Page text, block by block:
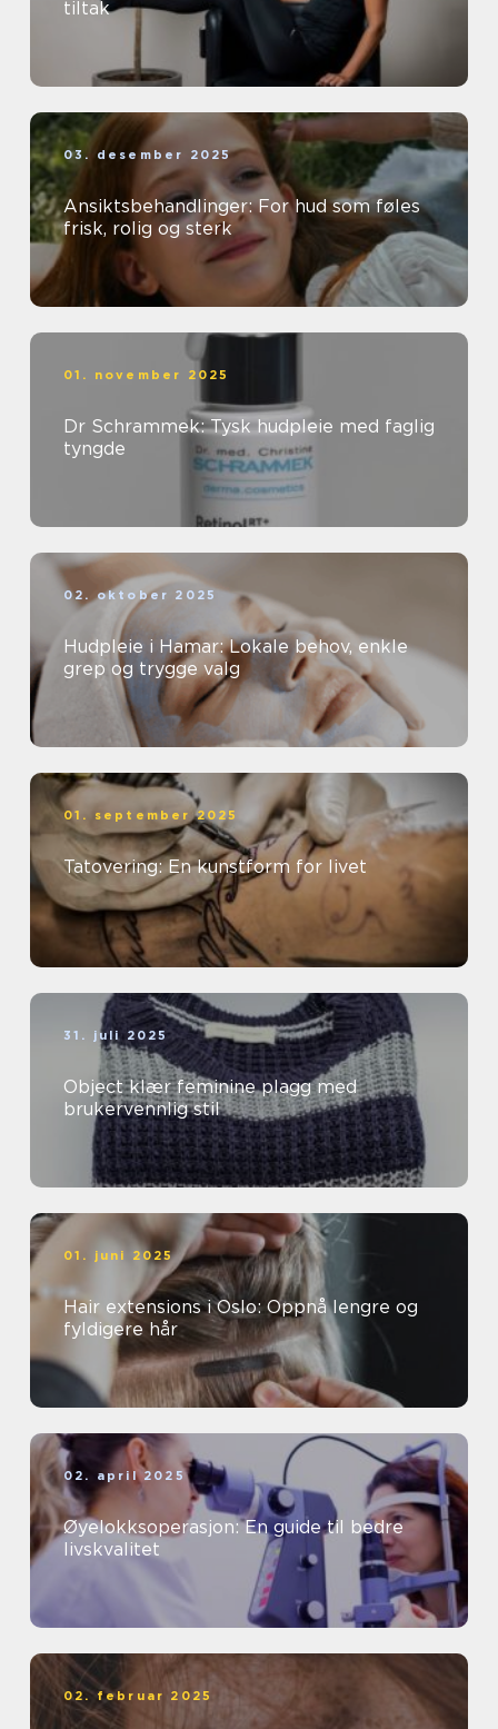
tiltak
03. desember 2025
Ansiktsbehandlinger: For hud som føles
frisk, rolig og sterk
01. november 2025
Dr Schrammek: Tysk hudpleie med faglig
tyngde
02. oktober 2025
Hudpleie i Hamar: Lokale behov, enkle
grep og trygge valg
01. september 2025
Tatovering: En kunstform for livet
31. juli 2025
Object klær feminine plagg med
brukervennlig stil
01. juni 2025
Hair extensions i Oslo: Oppnå lengre og
fyldigere hår
02. april 2025
Øyelokksoperasjon: En guide til bedre
livskvalitet
02. februar 2025